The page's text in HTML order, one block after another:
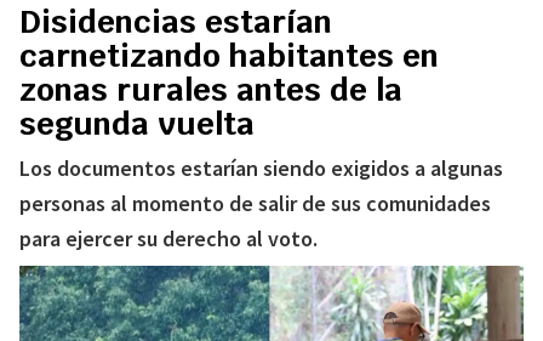
Disidencias estarían
carnetizando habitantes en
zonas rurales antes de la
segunda vuelta
Los documentos estarían siendo exigidos a algunas
personas al momento de salir de sus comunidades
para ejercer su derecho al voto.